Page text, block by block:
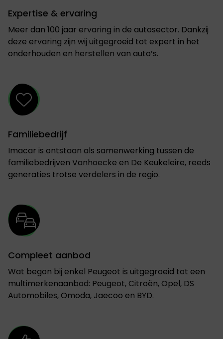
Expertise & ervaring
Meer dan 100 jaar ervaring in de autosector. Dankzij
deze ervaring zijn wij uitgegroeid tot expert in het
onderhouden en herstellen van auto’s.
Familiebedrijf
Imacar is ontstaan als samenwerking tussen de
familiebedrijven Vanhoecke en De Keukeleire, reeds
generaties trotse verdelers in de regio.
Compleet aanbod
Wat begon bij enkel Peugeot is uitgegroeid tot een
multimerkenaanbod: Peugeot, Citroën, Opel, DS
Automobiles, Omoda, Jaecoo en BYD.